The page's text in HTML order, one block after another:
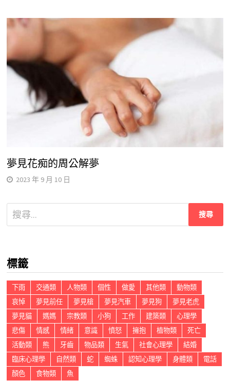
夢見花痴的周公解夢
2023 年 9 月 10 日
搜
尋
字:
標籤
下雨 交通類 人物類 個性 做愛 其他類
動物類
哀悼
夢見前任 夢見槍 夢見汽車 夢見狗
夢見老虎
夢見貓
媽媽 宗教類 小狗 工作 建築類
心理學
悲傷
情感 情緒 意識 憤怒 擁抱 植物類
死亡
活動類
熊 牙齒 物品類 生氣 社會心理學
結婚
臨床心理學
自然類 蛇 蜘蛛 認知心理學 身體類
電話
顏色
食物類 魚